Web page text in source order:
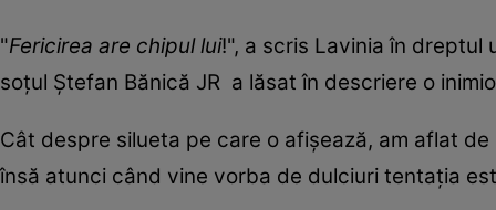
"Fericirea are chipul lui!", a scris Lavinia în
soțul Ștefan Bănică JR a lăsat în descriere o
Cât despre silueta pe care o afișează, am aflat
însă atunci când vine vorba de dulciuri tentația